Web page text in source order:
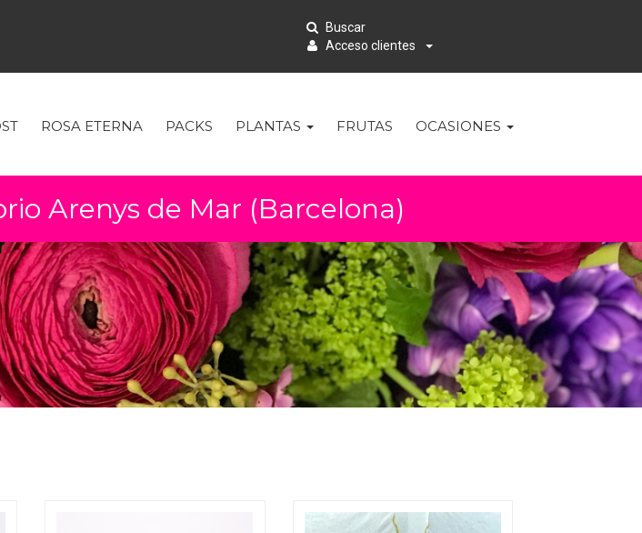
Buscar
Acceso clientes
ROSA ETERNA PACKS PLANTAS FRUTAS
OCASIONES
Arenys de Mar (Barcelona)